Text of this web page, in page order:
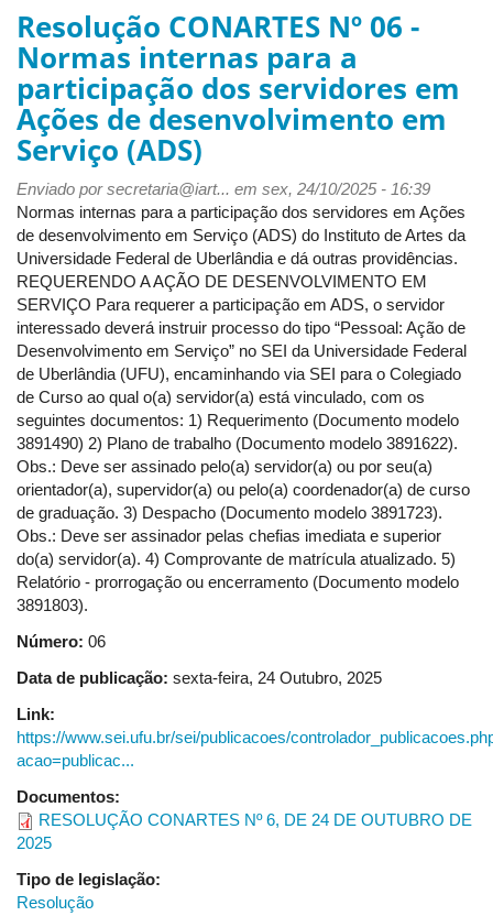
CONARTES
Nº
07
-
Normas
Complementares
de
Estágio
do
Curso
de
Graduação
em
Dança
Resolução CONARTES Nº 06 -
Normas internas para a
participação dos servidores em
Ações de desenvolvimento em
Serviço (ADS)
Enviado porsecretaria@iart... em sex, 24/10/2025 - 16:39
Normas internas para a participação dos servidores em Ações
de desenvolvimento em Serviço (ADS) do Instituto de Artes da
Universidade Federal de Uberlândia e dá outras providências.
REQUERENDO A AÇÃO DE DESENVOLVIMENTO EM
SERVIÇO Para requerer a participação em ADS, o servidor
interessado deverá instruir processo do tipo “Pessoal: Ação de
Desenvolvimento em Serviço” no SEI da Universidade Federal
de Uberlândia (UFU), encaminhando via SEI para o Colegiado
de Curso ao qual o(a) servidor(a) está vinculado, com os
seguintes documentos: 1) Requerimento (Documento modelo
3891490) 2) Plano de trabalho (Documento modelo 3891622).
Obs.: Deve ser assinado pelo(a) servidor(a) ou por seu(a)
orientador(a), supervidor(a) ou pelo(a) coordenador(a) de curso
de graduação. 3) Despacho (Documento modelo 3891723).
Obs.: Deve ser assinador pelas chefias imediata e superior
do(a) servidor(a). 4) Comprovante de matrícula atualizado. 5)
Relatório - prorrogação ou encerramento (Documento modelo
3891803).
Número: 06
Data de publicação: sexta-feira, 24 Outubro, 2025
Link:
https://www.sei.ufu.br/sei/publicacoes/
acao=publicac...
Documentos:
RESOLUÇÃO CONARTES Nº 6, DE 24 DE OUTUBRO DE
2025
Tipo de legislação:
Resolução